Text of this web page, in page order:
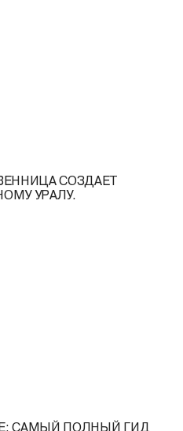
СОЗДАЕТ
УРАЛУ.
САМЫЙ ПОЛНЫЙ ГИД